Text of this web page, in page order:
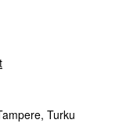
Turku